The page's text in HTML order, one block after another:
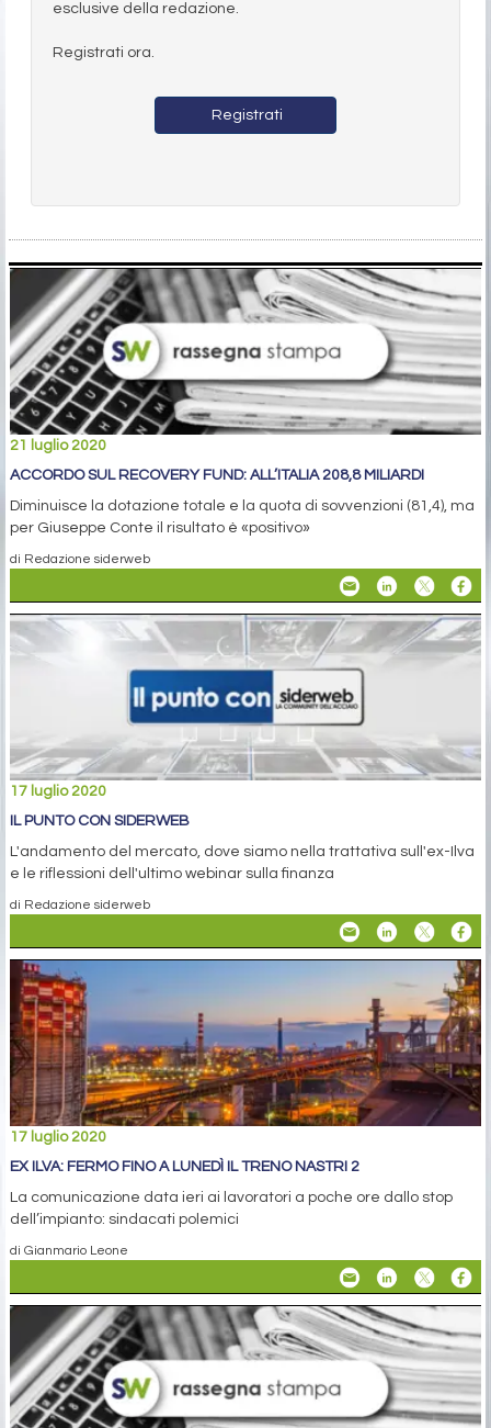
esclusive della redazione.
Registrati ora.
Registrati
21 luglio 2020
ACCORDO SUL RECOVERY FUND: ALL’ITALIA 208,8 MILIARDI
Diminuisce la dotazione totale e la quota di sovvenzioni (81,4), ma
per Giuseppe Conte il risultato è «positivo»
di Redazione siderweb
17 luglio 2020
IL PUNTO CON SIDERWEB
L'andamento del mercato, dove siamo nella trattativa sull'ex-Ilva
e le riflessioni dell'ultimo webinar sulla finanza
di Redazione siderweb
17 luglio 2020
EX ILVA: FERMO FINO A LUNEDÌ IL TRENO NASTRI 2
La comunicazione data ieri ai lavoratori a poche ore dallo stop
dell’impianto: sindacati polemici
di Gianmario Leone